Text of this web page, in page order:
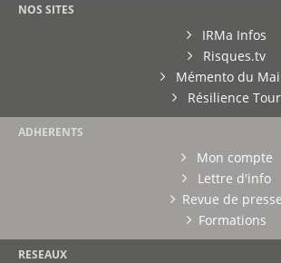
NOS SITES
IRMa Infos
Risques.tv
Mémento du
Résilience Tour
ADHERENTS
Mon compte
Lettre d'info
Revue de presse
Formations
RESEAUX